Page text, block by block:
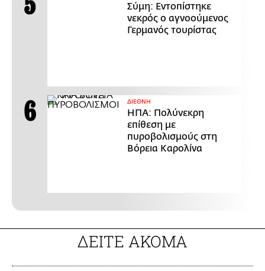
Σύμη: Εντοπίστηκε
νεκρός ο αγνοούμενος
Γερμανός τουρίστας
ΔΙΕΘΝΗ
ΗΠΑ: Πολύνεκρη
επίθεση με
πυροβολισμούς στη
Βόρεια Καρολίνα
ΔΕΙΤΕ ΑΚΟΜΑ